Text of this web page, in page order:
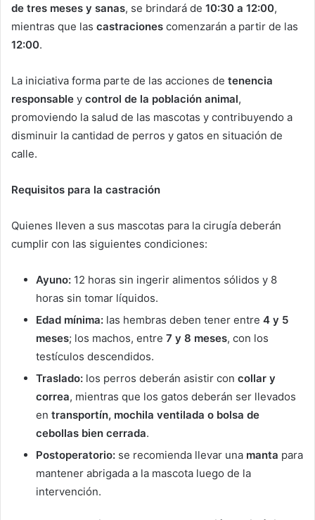
de tres meses y sanas, se brindará de 10:30 a 12:00,
mientras que las castraciones comenzarán a partir de las
12:00.
La iniciativa forma parte de las acciones de tenencia
responsable y control de la población animal,
promoviendo la salud de las mascotas y contribuyendo a
disminuir la cantidad de perros y gatos en situación de
calle.
Requisitos para la castración
Quienes lleven a sus mascotas para la cirugía deberán
cumplir con las siguientes condiciones:
Ayuno: 12 horas sin ingerir alimentos sólidos y 8
horas sin tomar líquidos.
Edad mínima: las hembras deben tener entre 4 y 5
meses; los machos, entre 7 y 8 meses, con los
testículos descendidos.
Traslado: los perros deberán asistir con collar y
correa, mientras que los gatos deberán ser llevados
en transportín, mochila ventilada o bolsa de
cebollas bien cerrada.
Postoperatorio: se recomienda llevar una manta para
mantener abrigada a la mascota luego de la
intervención.